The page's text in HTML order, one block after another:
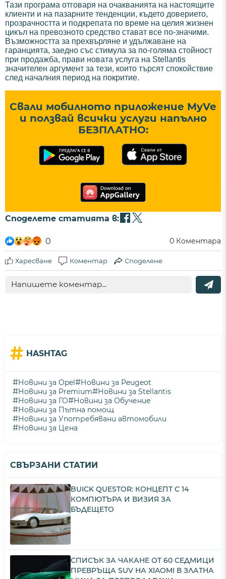
Тази програма отговаря на очакванията на настоящите
клиенти и на пазарните тенденции, където доверието,
прозрачността и подкрепата по време на целия жизнен
цикъл на превозното средство стават все по-значими.
Възможността за прехвърляне и удължаване на
гаранцията, заедно със стимула за по-голяма стойност
при продажба, прави новата услуга на Stellantis
значителен аргумент за тези, които търсят спокойствие
след началния период на покритие.
Свали мобилното приложение MyVe
и ползвай всички услуги напълно
БЕЗПЛАТНО:
Споделете статията в:
0 0 Коментара
Харесване Коментар Споделяне
# HASHTAG
#Новини за Opel #Новини за Peugeot
#Новини за Premium#Новини за Stellantis
#Новини за ГО#Новини за Обучение
#Новини за Пътна помощ
#Новини за Употребявани автомобили
#Новини за Цена
СВЪРЗАНИ СТАТИИ
BUICK QUESTOR: КОНЦЕПТ С 14
КОМПЮТЪРА И ВИЗИЯ ЗА
БЪДЕЩЕТО
СПИСЪК ЗА ЧАКАНЕ ОТ 60 СЕДМИЦИ
ПРЕВРЪЩА SUV НА XIAOMI В ЗЛАТНА